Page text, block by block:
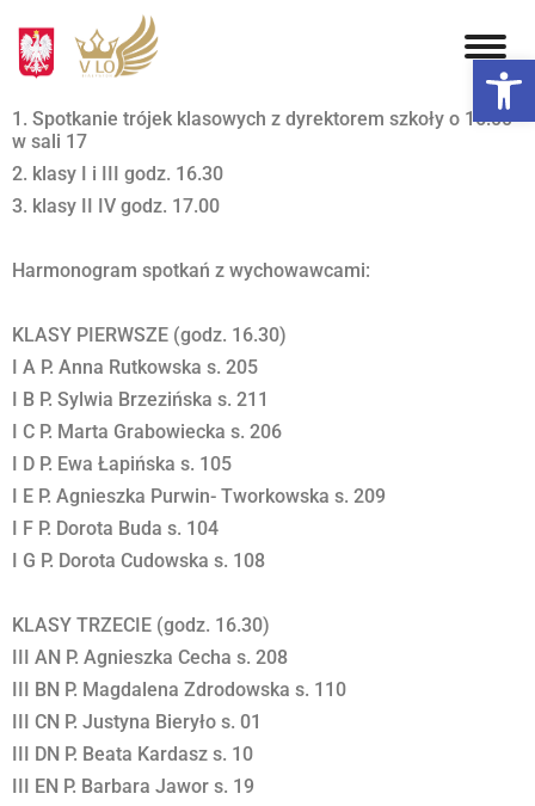
1. Spotkanie trójek klasowych z dyrektorem szkoły o 16.00
w sali 17
2. klasy I i III godz. 16.30
3. klasy II IV godz. 17.00
Harmonogram spotkań z wychowawcami:
KLASY PIERWSZE (godz. 16.30)
I A P. Anna Rutkowska s. 205
I B P. Sylwia Brzezińska s. 211
I C P. Marta Grabowiecka s. 206
I D P. Ewa Łapińska s. 105
I E P. Agnieszka Purwin- Tworkowska s. 209
I F P. Dorota Buda s. 104
I G P. Dorota Cudowska s. 108
KLASY TRZECIE (godz. 16.30)
III AN P. Agnieszka Cecha s. 208
III BN P. Magdalena Zdrodowska s. 110
III CN P. Justyna Bieryło s. 01
III DN P. Beata Kardasz s. 10
III EN P. Barbara Jawor s. 19